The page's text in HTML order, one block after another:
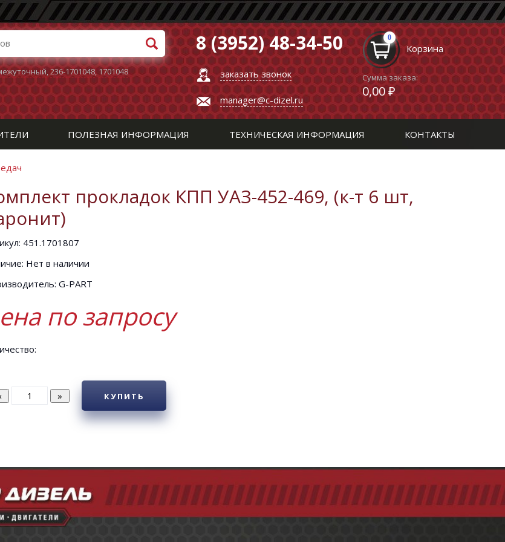
,236-1701048,1701048
8 (3952) 48-34-50
заказать звонок
manager@c-dizel.ru
0
Корзина
Сумма заказа:
0,00 ₽
ПОЛЕЗНАЯ ИНФОРМАЦИЯ ТЕХНИЧЕСКАЯ ИНФОРМАЦИЯ КОНТАКТЫ
прокладок КПП УАЗ-452-469, (к-т 6 шт,
451.1701807
Нет в наличии
G-PART
по запросу
КУПИТЬ